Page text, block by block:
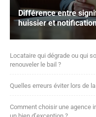
Différence entre
huissier et
Locataire qui dégrade ou qui
renouveler le bail ?
Quelles erreurs éviter lors de
Comment choisir une agence